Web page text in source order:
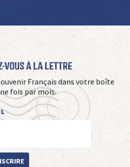
vous à La Lettre
Français dans votre boîte
fois par mois.